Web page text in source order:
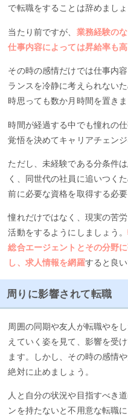
で転職をすることは辞めましょ
当たり前ですが、 業務経験の
仕事内容によっては昇給率も
その時の感情だけでは仕事内
ランスを冷静に考えられない
時思っても数か月時間を置きま
時間が経過する中でも憧れの
覚悟を決めてキャリアチェンジ
ただし、未経験である分条件
く、同世代の社員に追いつく
前に必要な資格を取得する必
憧れだけではなく、現実の苦
活動をするようにしましょう。
総合エージェントとその分野
し、求人情報を網羅すると良い
周りに影響されて転職
周囲の同期や友人が転職やを
えていく姿を見て、影響を受
ます。しかし、その時の感情
絶対に止めましょう。
人と自分の状況や目指すべき
ンを持たないと不用意な転職